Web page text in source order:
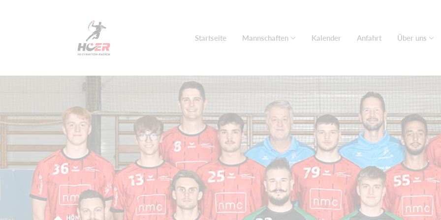
Startseite Mannschaften Kalender Anfahrt Über uns